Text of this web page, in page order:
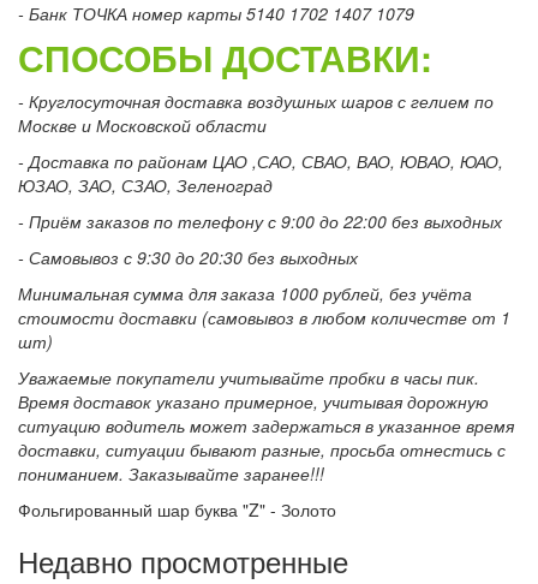
- Банк ТОЧКА номер карты 5140 1702 1407 1079
СПОСОБЫ ДОСТАВКИ:
- Круглосуточная доставка воздушных шаров с гелием по
Москве и Московской области
- Доставка по районам ЦАО ,САО, СВАО, ВАО, ЮВАО, ЮАО,
ЮЗАО, ЗАО, СЗАО, Зеленоград
- Приём заказов по телефону с 9:00 до 22:00 без выходных
- Самовывоз с 9:30 до 20:30 без выходных
Минимальная сумма для заказа 1000 рублей, без учёта
стоимости доставки (самовывоз в любом количестве от 1
шт)
Уважаемые покупатели учитывайте пробки в часы пик.
Время доставок указано примерное, учитывая дорожную
ситуацию водитель может задержаться в указанное время
доставки, ситуации бывают разные, просьба отнестись с
пониманием. Заказывайте заранее!!!
Фольгированный шар буква "Z" - Золото
Недавно просмотренные